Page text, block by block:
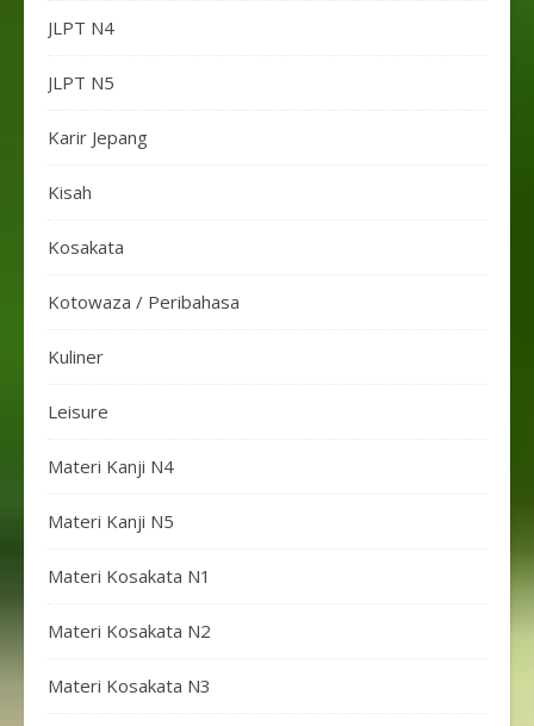
JLPT N4
JLPT N5
Karir Jepang
Kisah
Kosakata
Kotowaza / Peribahasa
Kuliner
Leisure
Materi Kanji N4
Materi Kanji N5
Materi Kosakata N1
Materi Kosakata N2
Materi Kosakata N3